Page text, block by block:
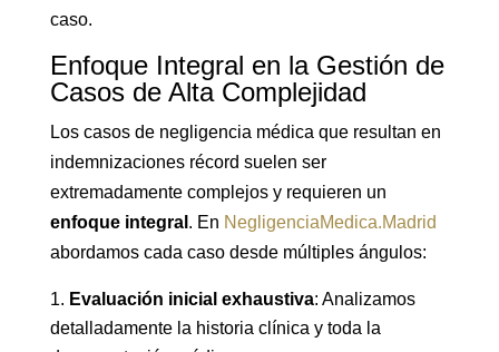
caso.
Enfoque Integral en la Gestión de
Casos de Alta Complejidad
Los casos de negligencia médica que resultan en
indemnizaciones récord suelen ser
extremadamente complejos y requieren un
enfoque integral . En NegligenciaMedica.Madrid
abordamos cada caso desde múltiples ángulos:
Evaluación inicial exhaustiva: Analizamos
detalladamente la historia clínica y toda la